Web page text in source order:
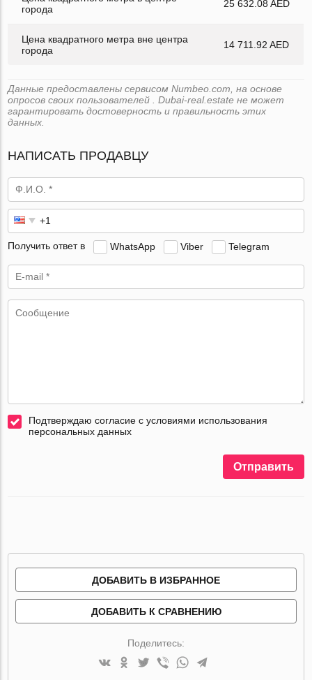
города
25 632.08 AED
Цена квадратного метра вне центра
города
14 711.92 AED
Данные предоставлены сервисом Numbeo.com, на основе
опросов своих пользователей . Dubai-real.estate не может
гарантировать достоверность и правильность этих
данных.
НАПИСАТЬ ПРОДАВЦУ
Получить ответ в WhatsApp Viber Telegram
Подтверждаю согласие с условиями использования
персональных данных
Отправить
ДОБАВИТЬ В ИЗБРАННОЕ
ДОБАВИТЬ К СРАВНЕНИЮ
Поделитесь: